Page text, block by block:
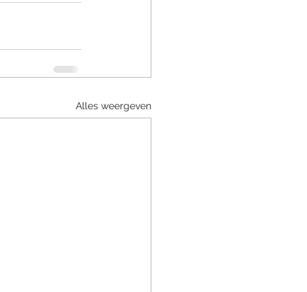
Alles weergeven